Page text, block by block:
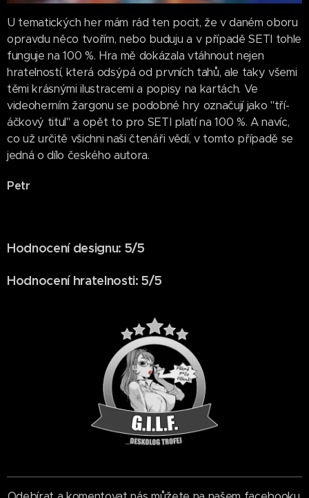
U tematických her mám rád ten pocit, že v daném oboru
opravdu něco tvořím, nebo buduju a v případě SETI tohle
funguje na 100 %. Hra mě dokázala vtáhnout nejen
hratelností, která odsýpá od prvních tahů, ale taky všemi
těmi krásnými ilustracemi a popisy na kartách. Ve
videoherním žargonu se podobné hry označují jako "tří-
áčkový titul" a opět to pro SETI platí na 100 %. A navíc,
co už určitě všichni naši čtenáři vědí, v tomto případě se
jedná o dílo českého autora.
Petr
Hodnocení designu: 5/5
Hodnocení hratelnosti: 5/5